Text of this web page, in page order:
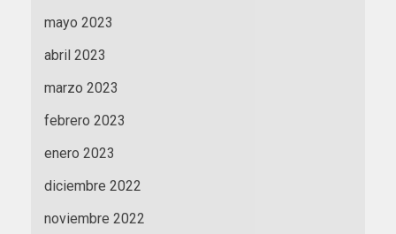
mayo 2023
abril 2023
marzo 2023
febrero 2023
enero 2023
diciembre 2022
noviembre 2022